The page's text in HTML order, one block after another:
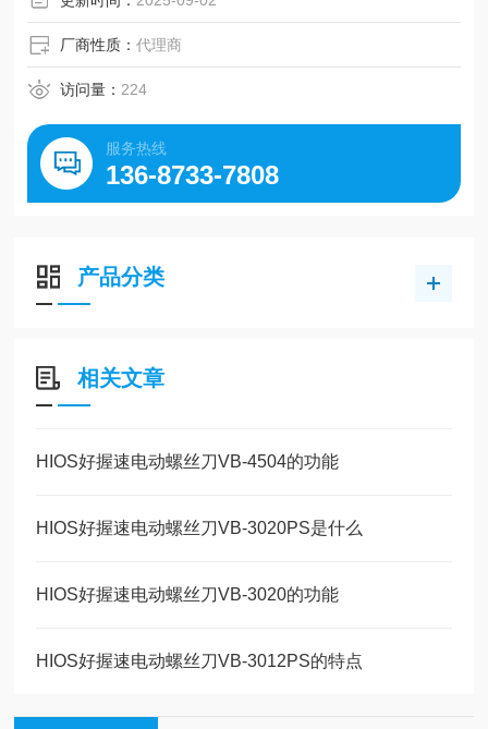
厂商性质：代理商
访问量： 224
服务热线
136-8733-7808
产品分类
相关文章
HIOS好握速电动螺丝刀VB-4504的功能
HIOS好握速电动螺丝刀VB-3020PS是什么
HIOS好握速电动螺丝刀VB-3020的功能
HIOS好握速电动螺丝刀VB-3012PS的特点